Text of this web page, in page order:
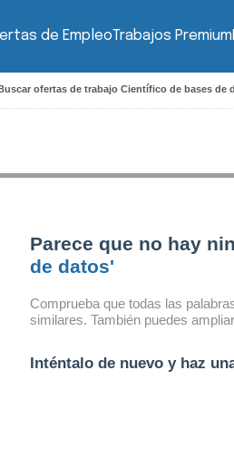
de EmpleoTrabajos Premium
ofertas de trabajo Científico de bases de
Parece que no hay
de datos'
Comprueba que todas las
similares. También puedes
Inténtalo de nuevo y haz